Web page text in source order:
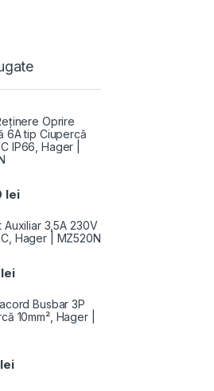
Oprire
6A tip Ciupercă
IP66, Hager |
lei
Auxiliar 3,5A 230V
Hager | MZ520N
lei
Busbar 3P
10mm², Hager |
lei